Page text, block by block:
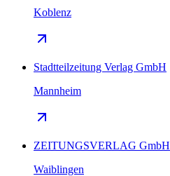
Koblenz
Stadtteilzeitung Verlag GmbH
Mannheim
ZEITUNGSVERLAG GmbH
Waiblingen